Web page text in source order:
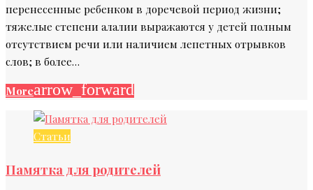
перенесенные ребенком в доречевой период жизни;
тяжелые степени алалии выражаются у детей полным
отсутствием речи или наличием лепетных отрывков
слов; в более…
Morearrow_forward
Статьи
Памятка для родителей